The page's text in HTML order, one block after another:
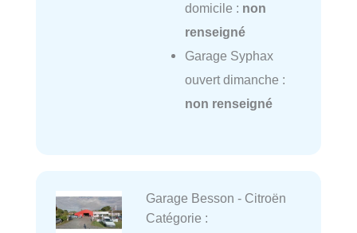
domicile : non
renseigné
Garage Syphax
ouvert dimanche :
non renseigné
Garage Besson - Citroën
Catégorie :